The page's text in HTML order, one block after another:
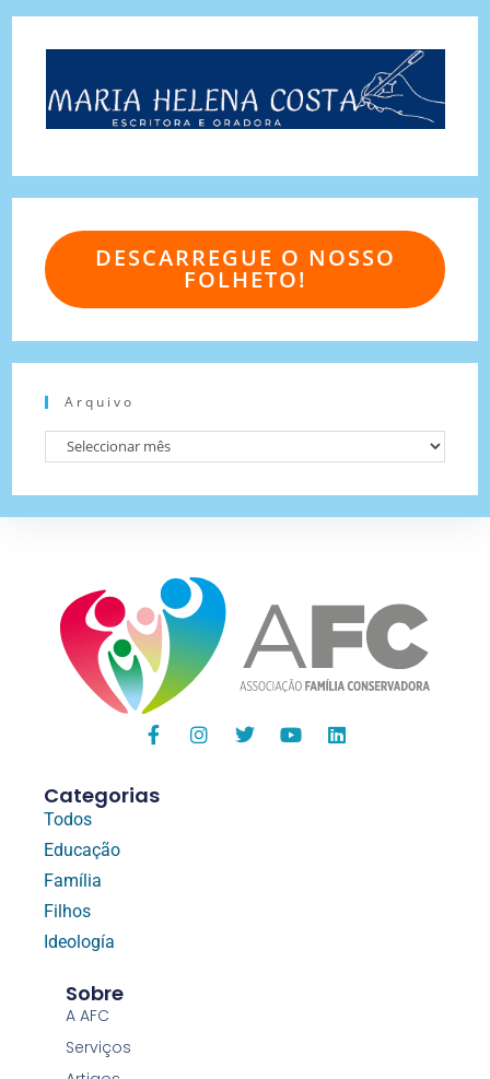
DESCARREGUE O NOSSO
FOLHETO!
Arquivo
Categorias
Todos
Educação
Família
Filhos
Ideología
Sobre
A AFC
Serviços